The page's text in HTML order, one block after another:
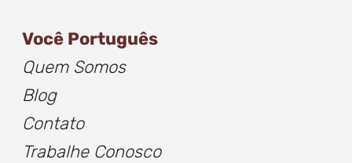
Você Português
Quem Somos
Blog
Contato
Trabalhe Conosco